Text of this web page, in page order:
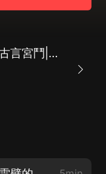
皇后，你又調皮了|古言宮鬥|護短男主|人氣搞笑甜寵文|AI多播